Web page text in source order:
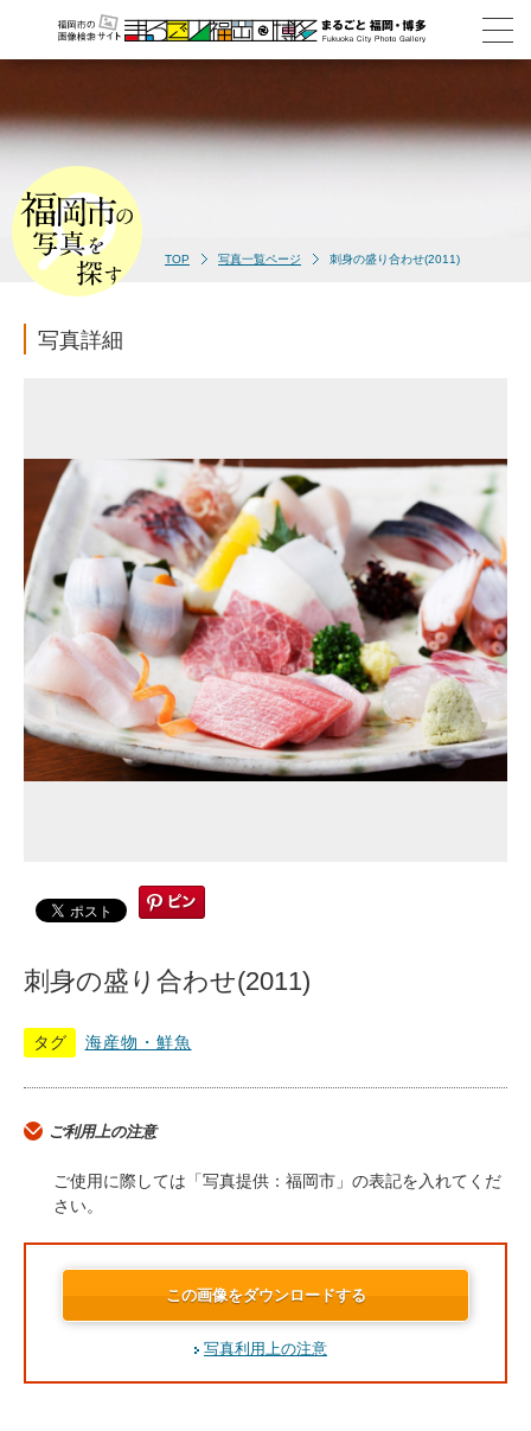
TOP 写真一覧ページ 刺身の盛り合わせ(2011)
写真詳細
刺身の盛り合わせ(2011)
タグ 海産物・鮮魚
ご利用上の注意
ご使用に際しては「写真提供：福岡市」の表記を入れてくだ
さい。
この画像をダウンロードする
写真利用上の注意